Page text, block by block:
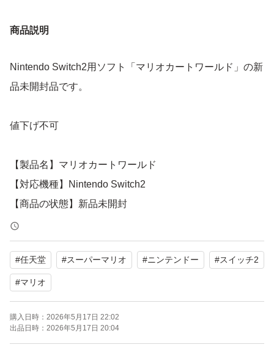
商品説明
Nintendo Switch2用ソフト「マリオカートワールド」の新
品未開封品です。
値下げ不可
【製品名】マリオカートワールド
【対応機種】Nintendo Switch2
【商品の状態】新品未開封
#任天堂 #スーパーマリオ #ニンテンドー #スイッチ2
#マリオ
購入日時： 2026年5月17日 22:02
出品日時： 2026年5月17日 20:04